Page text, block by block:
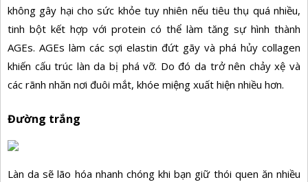
không gây hại cho sức khỏe tuy nhiên nếu tiêu thụ quá nhiều,
tinh bột kết hợp với protein có thể làm tăng sự hình thành
AGEs. AGEs làm các sợi elastin đứt gãy và phá hủy collagen
khiến cấu trúc làn da bị phá vỡ. Do đó da trở nên chảy xệ và
các rãnh nhăn nơi đuôi mắt, khóe miệng xuất hiện nhiều hơn.
Đường trắng
Làn da sẽ lão hóa nhanh chóng khi bạn giữ thói quen ăn nhiều